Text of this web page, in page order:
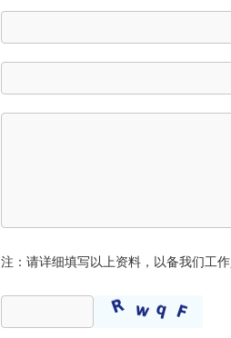
注：请详细填写以上资料，以备我们工